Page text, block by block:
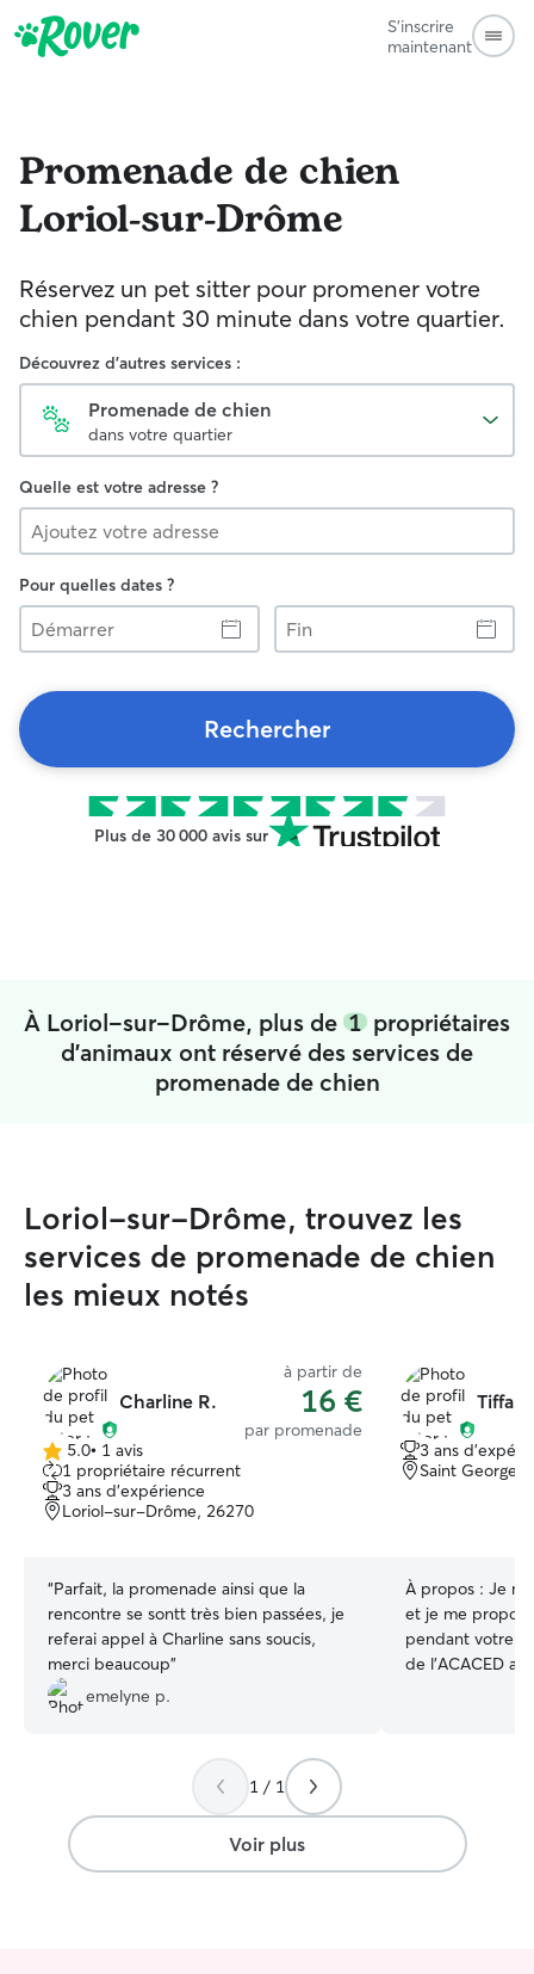
S'inscrire
maintenant
Promenade de chien
Loriol-sur-Drôme
Réservez un pet sitter pour promener votre
chien pendant 30 minute dans votre quartier.
Découvrez d'autres services :
Promenade de chien
dans votre quartier
Quelle est votre adresse ?
Pour quelles dates ?
Démarrer
Fin
Rechercher
Plus de 30 000 avis sur
À Loriol-sur-Drôme, plus de 1 propriétaires
d'animaux ont réservé des services de
promenade de chien
Loriol-sur-Drôme, trouvez les
services de promenade de chien
les mieux notés
Charline R.
à partir de
16 €
par promenade
5.0 étoile(s)
sur
5
5.0• 1 avis
1 propriétaire récurrent
3 ans d'expérience
Loriol-sur-Drôme, 26270
“Parfait, la promenade ainsi que la
rencontre se sontt très bien passées, je
referai appel à Charline sans soucis,
merci beaucoup”
emelyne p.
3 ans
Saint Georges
À propos : Je
et je me
pendant votre
de l’ACACED
vous rencontrer
actuellement
et travail donc à
1 / 1
Voir plus